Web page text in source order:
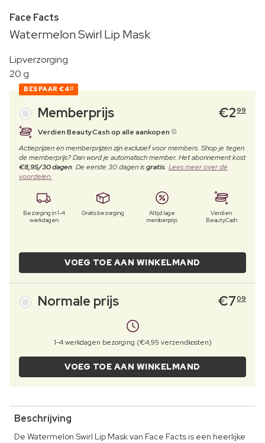
Face Facts
Watermelon Swirl Lip Mask
Lipverzorging
20 g
BESPAAR €4 10
Memberprijs €299
Verdien BeautyCash op alle aankopen
Actieprijzen en memberprijzen zijn exclusief voor members. Shop je tegen
de memberprijs? Dan word je automatisch member. Het abonnement kost
€8,95/30 dagen. De eerste 30 dagen isgratis. Lees meer over de
voordelen.
Bezorging in 1-4
werkdagen
Gratis bezorging
Altijd lage
memberprijs
Verdien
BeautyCash
VOEG TOE AAN WINKELMAND
Normale prijs €709
1-4 werkdagen bezorging (€4,95 verzendkosten)
VOEG TOE AAN WINKELMAND
Beschrijving
De Watermelon Swirl Lip Mask van Face Facts is een heerlijke